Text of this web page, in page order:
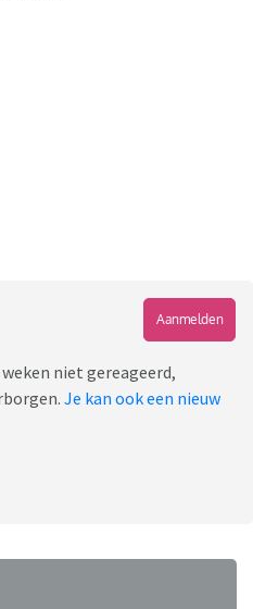
Aanmelden
niet gereageerd,
Je kan ook een nieuw